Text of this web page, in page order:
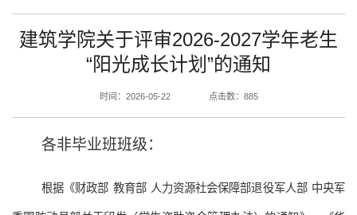
建筑学院关于评审2026-2027学年老生
“阳光成长计划”的通知
时间：2026-05-22 点击数： 885
各非毕业班班级：
根据《财政部 教育部 人力资源社会保障部退役军人部 中央军